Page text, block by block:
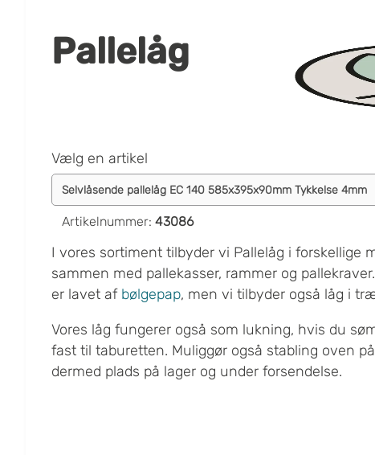
Pallelåg
Vælg en artikel
Artikelnummer: 43086
I vores sortiment tilbyder vi Pallelåg i forskellige
sammen med pallekasser, rammer og
er lavet af bølgepap, men vi tilbyder også låg i
Vores låg fungerer også som lukning, hvis du
fast til taburetten. Muliggør også stabling oven på
dermed plads på lager og under forsendelse.